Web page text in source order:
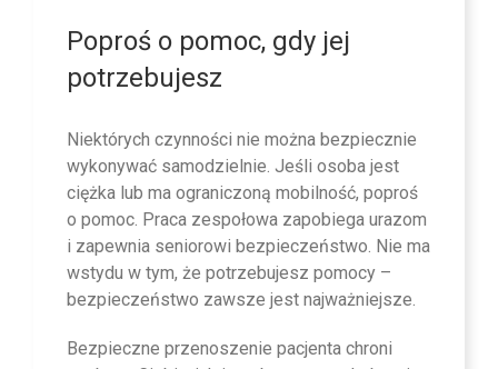
Poproś o pomoc, gdy jej
potrzebujesz
Niektórych czynności nie można bezpiecznie
wykonywać samodzielnie. Jeśli osoba jest
ciężka lub ma ograniczoną mobilność, poproś
o pomoc. Praca zespołowa zapobiega urazom
i zapewnia seniorowi bezpieczeństwo. Nie ma
wstydu w tym, że potrzebujesz pomocy –
bezpieczeństwo zawsze jest najważniejsze.
Bezpieczne przenoszenie pacjenta chroni